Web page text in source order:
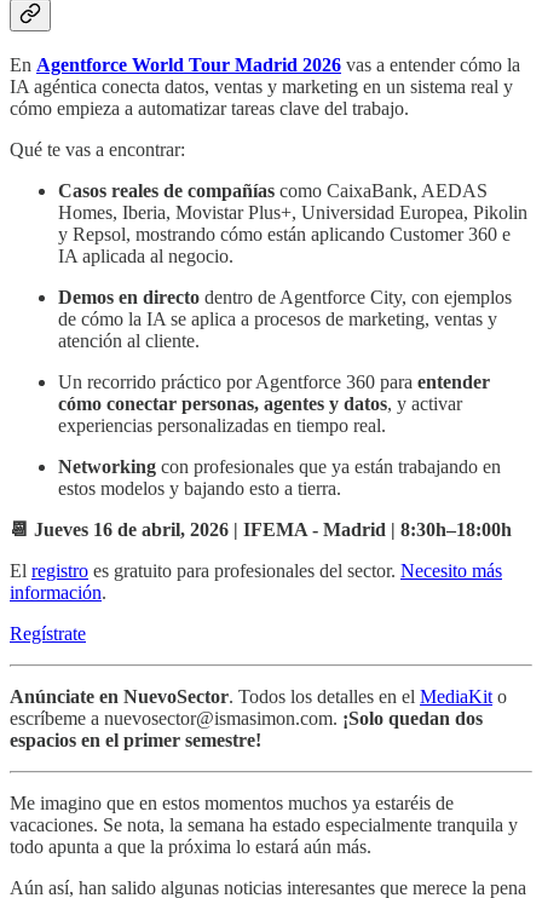
En Agentforce World Tour Madrid 2026 vas a entender cómo la
IA agéntica conecta datos, ventas y marketing en un sistema real y
cómo empieza a automatizar tareas clave del trabajo.
Qué te vas a encontrar:
Casos reales de compañías como CaixaBank, AEDAS
Homes, Iberia, Movistar Plus+, Universidad Europea, Pikolin
y Repsol, mostrando cómo están aplicando Customer 360 e
IA aplicada al negocio.
Demos en directo dentro de Agentforce City, con ejemplos
de cómo la IA se aplica a procesos de marketing, ventas y
atención al cliente.
Un recorrido práctico por Agentforce 360 para entender
cómo conectar personas, agentes y datos, y activar
experiencias personalizadas en tiempo real.
Networking con profesionales que ya están trabajando en
estos modelos y bajando esto a tierra.
📆 Jueves 16 de abril, 2026 | IFEMA - Madrid | 8:30h–18:00h
El registro es gratuito para profesionales del sector. Necesito más
información.
Regístrate
Anúnciate en NuevoSector. Todos los detalles en el MediaKit o
escríbeme a nuevosector@ismasimon.com. ¡Solo quedan dos
espacios en el primer semestre!
Me imagino que en estos momentos muchos ya estaréis de
vacaciones. Se nota, la semana ha estado especialmente tranquila y
todo apunta a que la próxima lo estará aún más.
Aún así, han salido algunas noticias interesantes que merece la pena